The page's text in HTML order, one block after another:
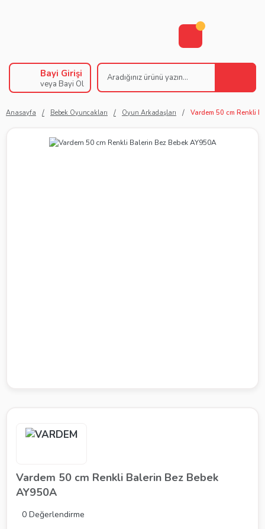
Bayi Girişi
veya Bayi Ol
Anasayfa Bebek Oyuncakları Oyun Arkadaşları Vardem 50 cm Renkli
Vardem 50 cm Renkli Balerin Bez Bebek
AY950A
0 Değerlendirme